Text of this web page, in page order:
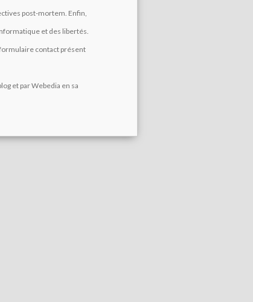
post-mortem. Enfin,
et des libertés.
contact présent
et par Webedia en sa